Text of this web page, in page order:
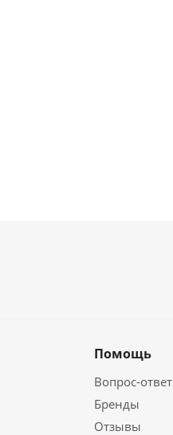
Помощь
Вопрос-ответ
Бренды
Отзывы